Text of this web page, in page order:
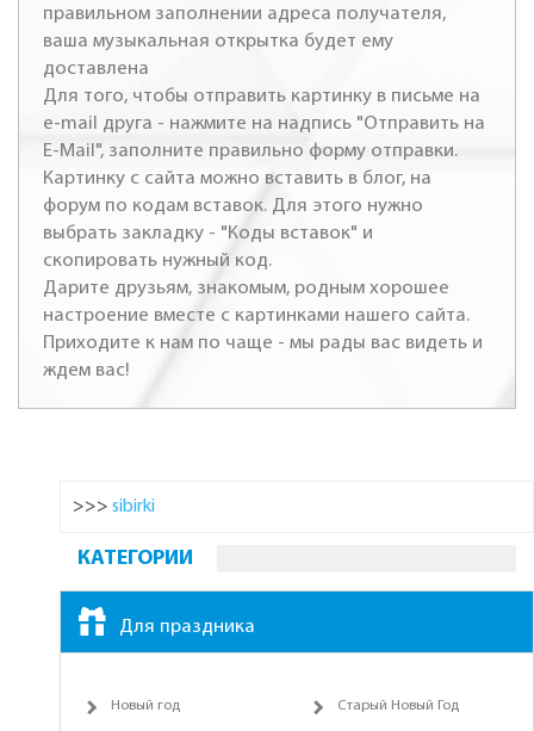
правильном заполнении адреса получателя,
ваша музыкальная открытка будет ему
доставлена
Для того, чтобы отправить картинку в письме на
e-mail друга - нажмите на надпись "Отправить на
E-Mail", заполните правильно форму отправки.
Картинку с сайта можно вставить в блог, на
форум по кодам вставок. Для этого нужно
выбрать закладку - "Коды вставок" и
скопировать нужный код.
Дарите друзьям, знакомым, родным хорошее
настроение вместе с картинками нашего сайта.
Приходите к нам по чаще - мы рады вас видеть и
ждем вас!
>>> sibirki
КАТЕГОРИИ
Для праздника
Новый год Старый Новый Год